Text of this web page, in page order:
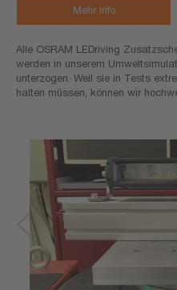
Mehr Info
Alle OSRAM LEDriving
werden in unserem
unterzogen. Weil sie in Tests
halten müssen, können wir